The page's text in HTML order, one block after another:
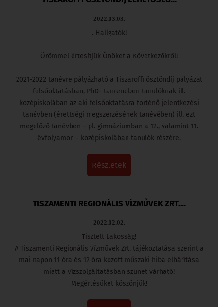
2022.03.03.
. Hallgatók!
Örömmel értesítjük Önöket a Következőkről!
2021-2022 tanévre pályázható a Tiszaroffi ösztöndíj pályázat
felsőoktatásban, PhD- tanrendben tanulóknak ill.
középiskolában az aki felsőoktatásra történő jelentkezési
tanévben (érettségi megszerzésének tanévében) ill. ezt
megelőző tanévben – pl. gimnáziumban a 12., valamint 11.
évfolyamon - középiskolában tanulók részére.
részletek
TISZAMENTI REGIONÁLIS VÍZMŰVEK ZRT....
2022.02.02.
Tisztelt Lakosság!
A Tiszamenti Regionális Vízművek Zrt. tájékoztatása szerint a
mai napon 11 óra és 12 óra között műszaki hiba elhárítása
miatt a vízszolgáltatásban szünet várható!
Megértésüket köszönjük!